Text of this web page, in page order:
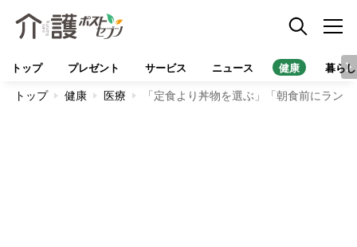
トップ プレゼント サービス ニュース 健康 暮らし
トップ 健康 医療 「定食より丼物を選ぶ」「朝食前にラン